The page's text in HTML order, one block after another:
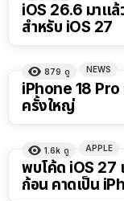
iOS 26.6 มาแ
สำหรับ iOS 27
879 ดู NEWS
iPhone 18 Pro
ครั้งใหญ่
1.6k ดู APPLE
พบโค้ด iOS 27
ก้อน คาดเป็น